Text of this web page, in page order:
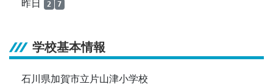
昨日 2 7
学校基本情報
石川県加賀市立片山津小学校